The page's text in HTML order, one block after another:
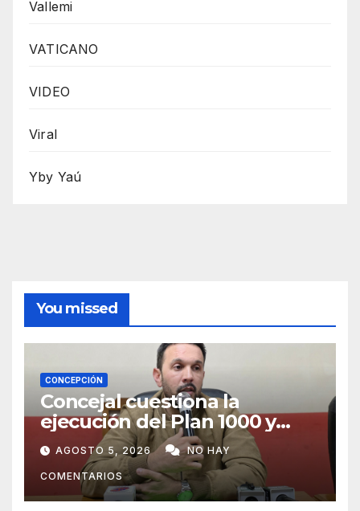
Vallemi
VATICANO
VIDEO
Viral
Yby Yaú
You missed
CONCEPCIÓN
Concejal cuestiona la
ejecución del Plan 1000 y
pide mayor participación del
municipio
AGOSTO 5, 2026 NO HAY
COMENTARIOS